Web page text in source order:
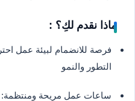
ماذا نقدم لكِ؟ :
فرصة للانضمام لبيئة عمل
التطور والنمو